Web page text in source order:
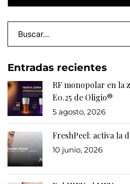
Entradas recientes
RF monopolar en la
E0.25 de Oligio®
5 agosto, 2026
FreshPeel: activa la
10 junio, 2026